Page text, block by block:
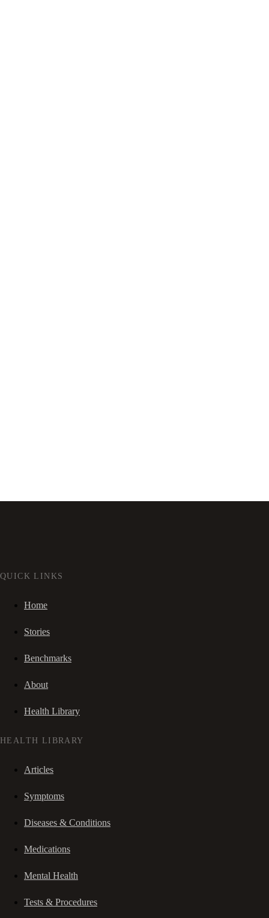
QUICK LINKS
Home
Stories
Benchmarks
About
Health Library
HEALTH LIBRARY
Articles
Symptoms
Diseases & Conditions
Medications
Mental Health
Tests & Procedures